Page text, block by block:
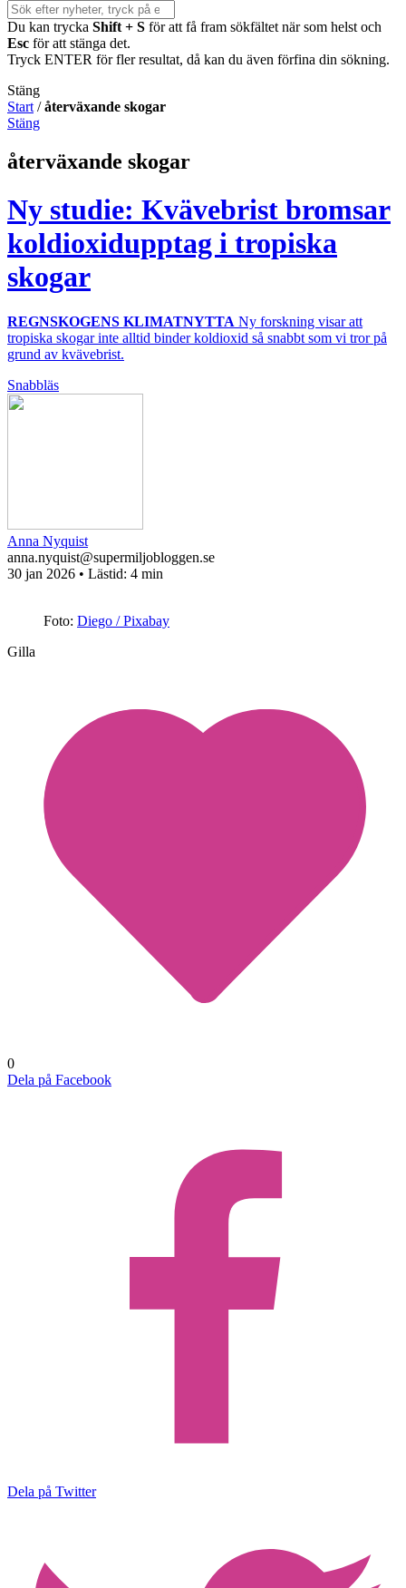
Du kan trycka Shift + S för att få fram sökfältet när som helst och
Esc för att stänga det.
Tryck ENTER för fler resultat, då kan du även förfina din sökning.
Stäng
Start /återväxande skogar
Stäng
återväxande skogar
Ny studie: Kvävebrist bromsar
koldioxidupptag i tropiska
skogar
REGNSKOGENS KLIMATNYTTA Ny forskning visar att
tropiska skogar inte alltid binder koldioxid så snabbt som vi tror på
grund av kvävebrist.
Snabbläs
Anna Nyquist
anna.nyquist@supermiljobloggen.se
30 jan 2026 • Lästid: 4 min
Foto: Diego / Pixabay
Gilla
0
Dela på Facebook
Dela på Twitter